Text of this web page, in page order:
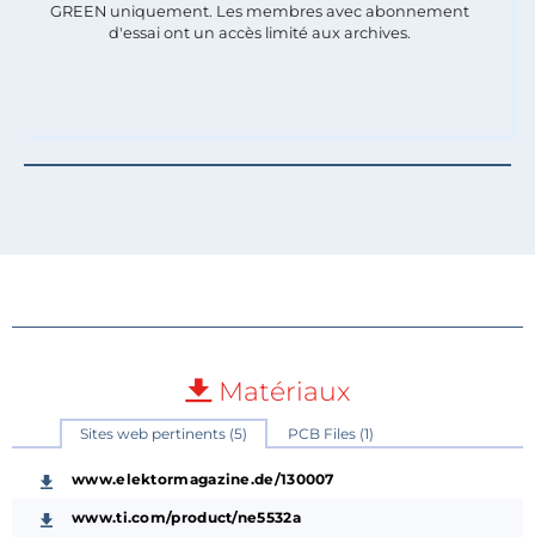
GREEN uniquement. Les membres avec abonnement
d'essai ont un accès limité aux archives.
Matériaux
Sites web pertinents (5) PCB Files (1)
www.elektormagazine.de/130007
www.ti.com/product/ne5532a